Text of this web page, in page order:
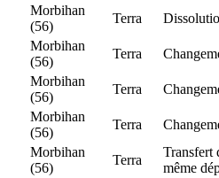
Morbihan
(56)
Terra
Morbihan
(56)
Terra
Morbihan
(56)
Terra
Morbihan
(56)
Terra
Morbihan
(56)
Terra
Transfert
même